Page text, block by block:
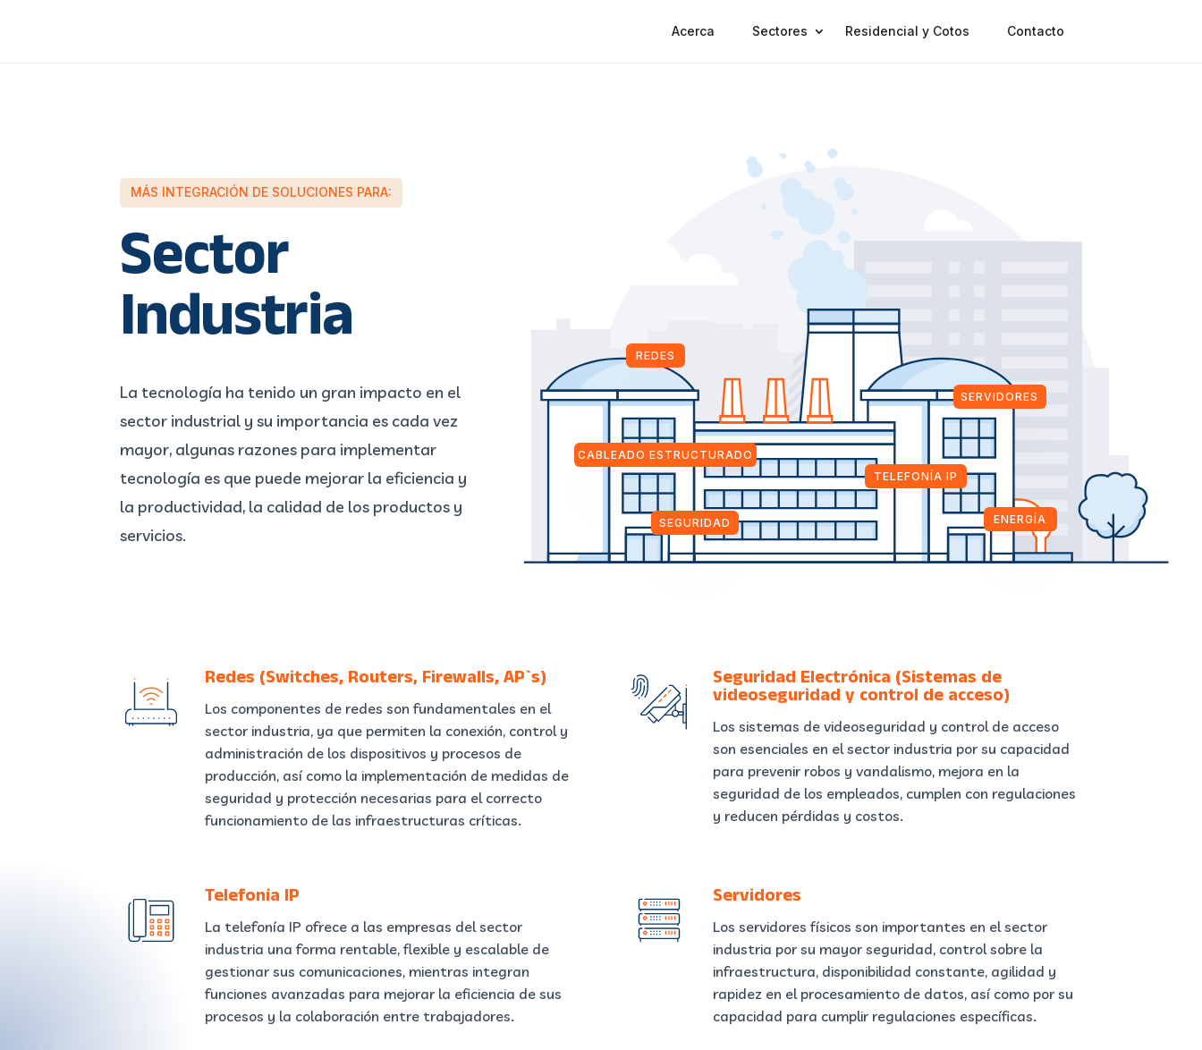
Acerca Sectores Residencial y Cotos Contacto
MÁS INTEGRACIÓN DE SOLUCIONES PARA:
Sector
Industria
La tecnología ha tenido un gran impacto en el
sector industrial y su importancia es cada vez
mayor, algunas razones para implementar
tecnología es que puede mejorar la eficiencia y
la productividad, la calidad de los productos y
servicios.
REDES
SERVIDORES
CABLEADO ESTRUCTURADO
ENERGÍA
TELEFONÍA IP
SEGURIDAD
Redes (Switches, Routers, Firewalls, AP`s)
Los componentes de redes son fundamentales en el
sector industria, ya que permiten la conexión, control y
administración de los dispositivos y procesos de
producción, así como la implementación de medidas de
seguridad y protección necesarias para el correcto
funcionamiento de las infraestructuras críticas.
Seguridad Electrónica (Sistemas de
videoseguridad y control de acceso)
Los sistemas de videoseguridad y control de acceso
son esenciales en el sector industria por su capacidad
para prevenir robos y vandalismo, mejora en la
seguridad de los empleados, cumplen con regulaciones
y reducen pérdidas y costos.
Telefonía IP
La telefonía IP ofrece a las empresas del sector
industria una forma rentable, flexible y escalable de
gestionar sus comunicaciones, mientras integran
funciones avanzadas para mejorar la eficiencia de sus
procesos y la colaboración entre trabajadores.
Servidores
Los servidores físicos son importantes en el sector
industria por su mayor seguridad, control sobre la
infraestructura, disponibilidad constante, agilidad y
rapidez en el procesamiento de datos, así como por su
capacidad para cumplir regulaciones específicas.